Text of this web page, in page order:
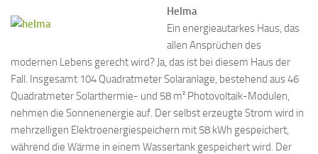
Helma
Ein energieautarkes Haus, das
allen Ansprüchen des
modernen Lebens gerecht wird? Ja, das ist bei diesem Haus der
Fall. Insgesamt 104 Quadratmeter Solaranlage, bestehend aus 46
Quadratmeter Solarthermie- und 58 m² Photovoltaik-Modulen,
nehmen die Sonnenenergie auf. Der selbst erzeugte Strom wird in
mehrzelligen Elektroenergiespeichern mit 58 kWh gespeichert,
während die Wärme in einem Wassertank gespeichert wird. Der